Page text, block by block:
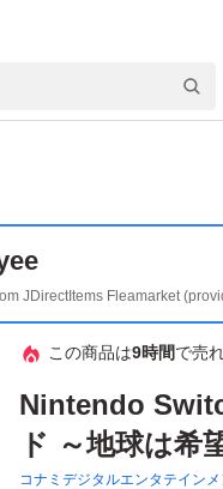
JDirectItems Fleamarket
この商品は9時間で売
Nintendo
ド ～地球は希
コナミデジタルエンタテインメ